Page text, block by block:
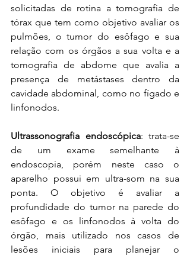
solicitadas de rotina a tomografia de
tórax que tem como objetivo avaliar os
pulmões, o tumor do esôfago e sua
relação com os órgãos a sua volta e a
tomografia de abdome que avalia a
presença de metástases dentro da
cavidade abdominal, como no fígado e
linfonodos.
Ultrassonografia endoscópica: trata-se
de um exame semelhante à
endoscopia, porém neste caso o
aparelho possui em ultra-som na sua
ponta. O objetivo é avaliar a
profundidade do tumor na parede do
esôfago e os linfonodos à volta do
órgão, mais utilizado nos casos de
lesões iniciais para planejar o